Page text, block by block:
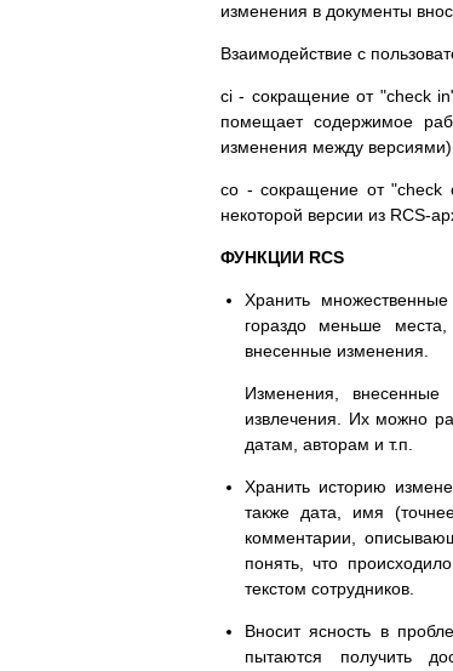
изменения в документы
Взаимодействие с
ci - сокращение от "check
помещает содержимое
изменения между
co - сокращение от "check
некоторой версии из RCS-
ФУНКЦИИ RCS
Хранить
гораздо меньше
внесенные изменения.
Изменения,
извлечения. Их можно
датам, авторам и т.п.
Хранить историю
также дата, имя
комментарии,
понять, что
текстом сотрудников.
Вносит ясность в
пытаются получить